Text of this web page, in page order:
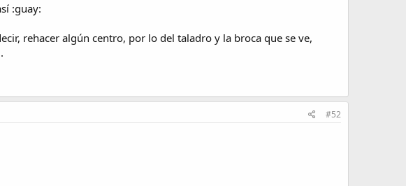
:guay:
rehacer algún centro, por lo del taladro y la broca que se ve,
#52